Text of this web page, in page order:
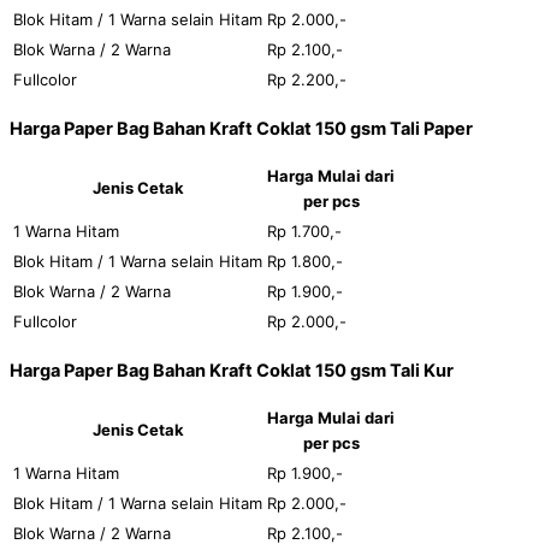
Blok Hitam / 1 Warna selain Hitam Rp 2.000,-
Blok Warna / 2 Warna
Rp 2.100,-
Fullcolor
Rp 2.200,-
Harga Paper Bag Bahan Kraft Coklat 150 gsm Tali Paper
Jenis Cetak
Harga Mulai dari
per pcs
1 Warna Hitam
Rp 1.700,-
Blok Hitam / 1 Warna selain Hitam Rp 1.800,-
Blok Warna / 2 Warna
Rp 1.900,-
Fullcolor
Rp 2.000,-
Harga Paper Bag Bahan Kraft Coklat 150 gsm Tali Kur
Jenis Cetak
Harga Mulai dari
per pcs
1 Warna Hitam
Rp 1.900,-
Blok Hitam / 1 Warna selain Hitam Rp 2.000,-
Blok Warna / 2 Warna
Rp 2.100,-